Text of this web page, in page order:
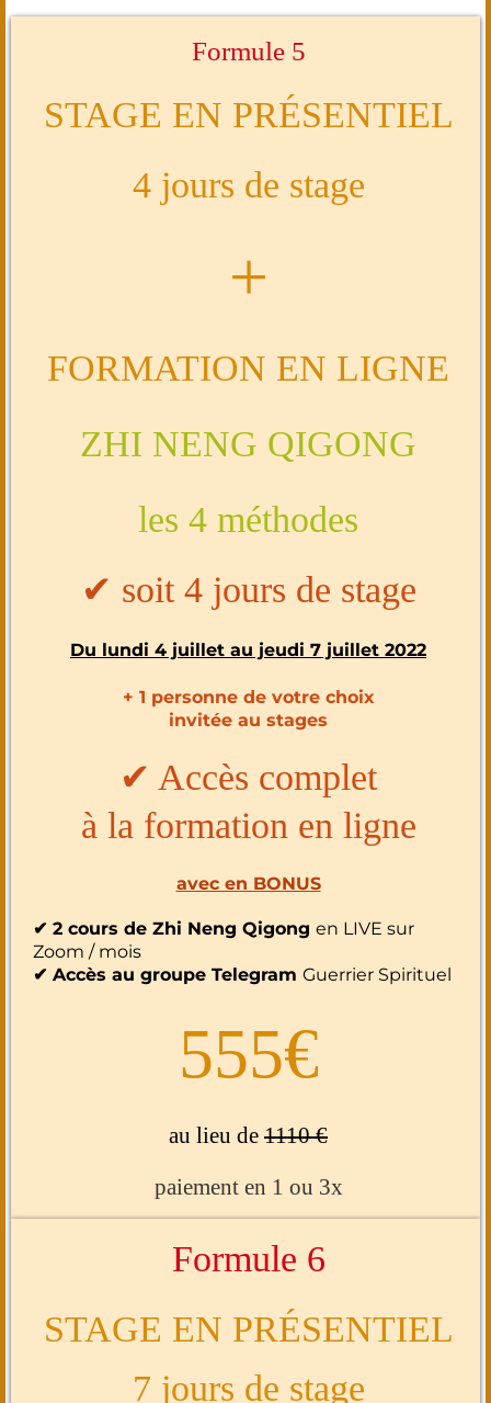
Formule 5
STAGE EN PRÉSENTIEL
4 jours de stage
+
FORMATION EN LIGNE
ZHI NENG QIGONG
les 4 méthodes
✔︎ soit 4 jours de stage
Du lundi 4 juillet au jeudi 7 juillet 2022
+ 1 personne de votre choix
invitée au stages
✔︎ Accès complet
à la formation en ligne
avec en BONUS
✔︎ 2 cours de Zhi Neng Qigong en LIVE sur
Zoom / mois
✔︎ Accès au groupe Telegram Guerrier Spirituel
555€
au lieu de 1110 €
paiement en 1 ou 3x
Formule 6
STAGE EN PRÉSENTIEL
7 jours de stage